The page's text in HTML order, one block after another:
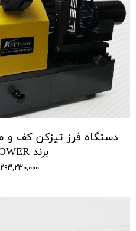
برند AST-POWER
۲۹۳,۲۳۰,۰۰۰ تومان